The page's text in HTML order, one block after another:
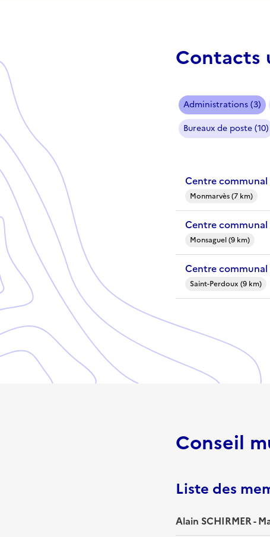
Contacts
Administrations (3)
Bureaux de poste (10)
Centre
Monmarvès (7 km)
Centre
Monsaguel (9 km)
Centre
Saint-Perdoux (9 km)
Conseil
Liste des
Alain SCHIRMER -